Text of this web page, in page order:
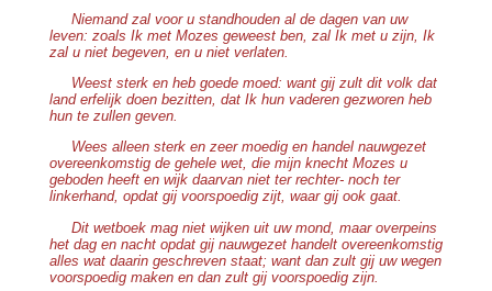
Niemand zal voor u standhouden al de dagen van uw
leven: zoals Ik met Mozes geweest ben, zal Ik met u zijn, Ik
zal u niet begeven, en u niet verlaten.
Weest sterk en heb goede moed: want gij zult dit volk dat
land erfelijk doen bezitten, dat Ik hun vaderen gezworen heb
hun te zullen geven.
Wees alleen sterk en zeer moedig en handel nauwgezet
overeenkomstig de gehele wet, die mijn knecht Mozes u
geboden heeft en wijk daarvan niet ter rechter- noch ter
linkerhand, opdat gij voorspoedig zijt, waar gij ook gaat.
Dit wetboek mag niet wijken uit uw mond, maar overpeins
het dag en nacht opdat gij nauwgezet handelt overeenkomstig
alles wat daarin geschreven staat; want dan zult gij uw wegen
voorspoedig maken en dan zult gij voorspoedig zijn.